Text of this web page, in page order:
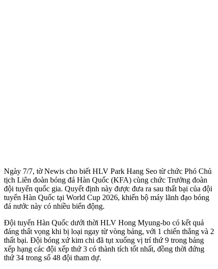
Ngày 7/7, tờ Newis cho biết HLV Park Hang Seo từ chức Phó Chủ
tịch Liên đoàn bóng đá Hàn Quốc (KFA) cùng chức Trưởng đoàn
đội tuyển quốc gia. Quyết định này được đưa ra sau thất bại của đội
tuyển Hàn Quốc tại World Cup 2026, khiến bộ máy lãnh đạo bóng
đá nước này có nhiều biến động.
Đội tuyển Hàn Quốc dưới thời HLV Hong Myung-bo có kết quả
đáng thất vọng khi bị loại ngay từ vòng bảng, với 1 chiến thắng và 2
thất bại. Đội bóng xứ kim chi đã tụt xuống vị trí thứ 9 trong bảng
xếp hạng các đội xếp thứ 3 có thành tích tốt nhất, đồng thời đứng
thứ 34 trong số 48 đội tham dự.